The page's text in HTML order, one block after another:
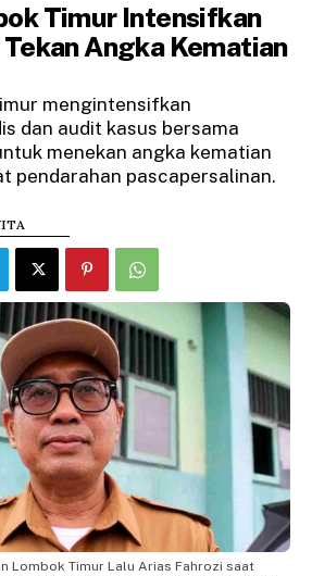
Timur Intensifkan
Angka Kematian
mengintensifkan
dan audit kasus bersama
menekan angka kematian
pendarahan pascapersalinan.
Lombok Timur Lalu Arias Fahrozi saat